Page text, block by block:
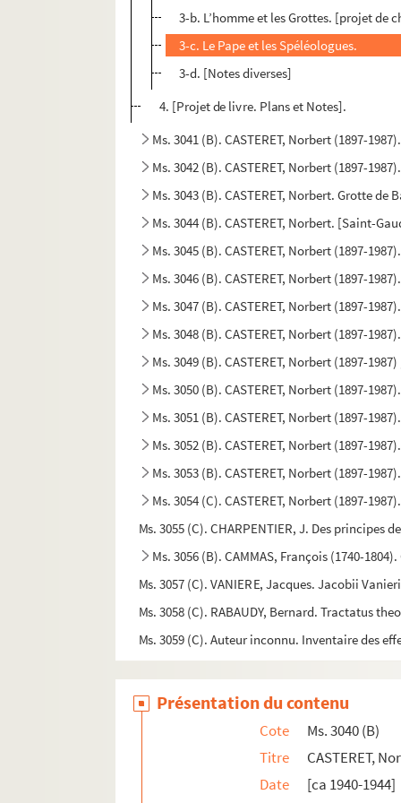
3-b. L’homme et les Grottes. [projet de
3-c. Le Pape et les Spéléologues.
3-d. [Notes diverses]
4. [Projet de livre. Plans et Notes].
Ms. 3041 (B). CASTERET, Norbert (1897-
Ms. 3042 (B). CASTERET, Norbert (1897-
Ms. 3043 (B). CASTERET, Norbert. Grotte
Ms. 3044 (B). CASTERET, Norbert. [Saint-
Ms. 3045 (B). CASTERET, Norbert (1897-
Ms. 3046 (B). CASTERET, Norbert (1897-
Ms. 3047 (B). CASTERET, Norbert (1897-
Ms. 3048 (B). CASTERET, Norbert (1897-
Ms. 3049 (B). CASTERET, Norbert (1897-
Ms. 3050 (B). CASTERET, Norbert (1897-
Ms. 3051 (B). CASTERET, Norbert (1897-
Ms. 3052 (B). CASTERET, Norbert (1897-
Ms. 3053 (B). CASTERET, Norbert (1897-
Ms. 3054 (C). CASTERET, Norbert (1897-
Ms. 3055 (C). CHARPENTIER, J. Des principes
Ms. 3056 (B). CAMMAS, François (1740-
Ms. 3057 (C). VANIERE, Jacques. Jacobii
Ms. 3058 (C). RABAUDY, Bernard. Tractatus
Ms. 3059 (C). Auteur inconnu. Inventaire des
Ms. 3074 (B). MAGRE, Maurice (1877-
Ms. 3075 (1-17) (A). LEPIN, Pierre-Henri
Ms. 3076 à Ms. 3130. Carnets de José Cabanis
Ms. 3131 (1-3)(C). [Auteur inconnu].
Présentation du contenu
Cote
Ms. 3040 (B)
Titre
CASTERET,
Date
[ca 1940-1944]